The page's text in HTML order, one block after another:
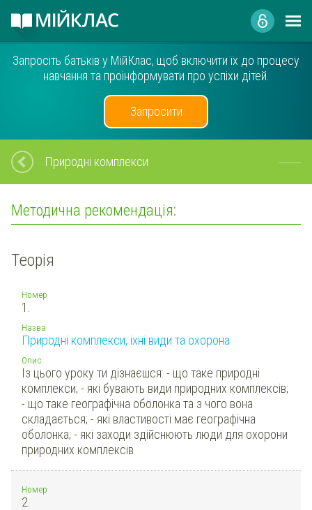
Запросіть батьків у МійКлас, щоб включити їх до процесу
навчання та проінформувати про успіхи дітей.
Запросити
Природні комплекси
Методична рекомендація:
Теорія
Номер
1.
Назва
Природні комплекси, їхні види та охорона
Опис
Із цього уроку ти дізнаєшся: - що таке природні
комплекси; - які бувають види природних комплексів;
- що таке географічна оболонка та з чого вона
складається; - які властивості має географічна
оболонка; - які заходи здійснюють люди для охорони
природних комплексів.
Номер
2.